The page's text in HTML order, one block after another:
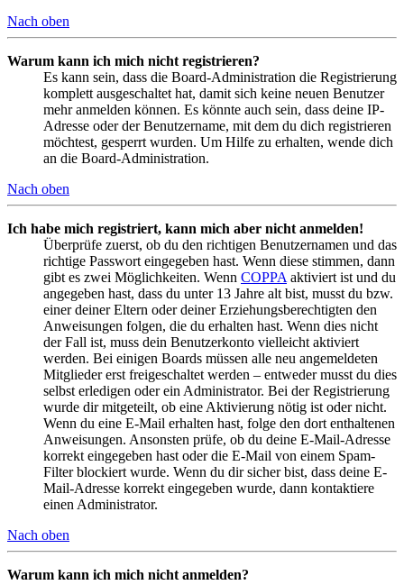
Nach oben
Warum kann ich mich nicht registrieren?
Es kann sein, dass die Board-Administration die Registrierung
komplett ausgeschaltet hat, damit sich keine neuen Benutzer
mehr anmelden können. Es könnte auch sein, dass deine IP-
Adresse oder der Benutzername, mit dem du dich registrieren
möchtest, gesperrt wurden. Um Hilfe zu erhalten, wende dich
an die Board-Administration.
Nach oben
Ich habe mich registriert, kann mich aber nicht anmelden!
Überprüfe zuerst, ob du den richtigen Benutzernamen und das
richtige Passwort eingegeben hast. Wenn diese stimmen, dann
gibt es zwei Möglichkeiten. Wenn COPPA aktiviert ist und du
angegeben hast, dass du unter 13 Jahre alt bist, musst du bzw.
einer deiner Eltern oder deiner Erziehungsberechtigten den
Anweisungen folgen, die du erhalten hast. Wenn dies nicht
der Fall ist, muss dein Benutzerkonto vielleicht aktiviert
werden. Bei einigen Boards müssen alle neu angemeldeten
Mitglieder erst freigeschaltet werden – entweder musst du dies
selbst erledigen oder ein Administrator. Bei der Registrierung
wurde dir mitgeteilt, ob eine Aktivierung nötig ist oder nicht.
Wenn du eine E-Mail erhalten hast, folge den dort enthaltenen
Anweisungen. Ansonsten prüfe, ob du deine E-Mail-Adresse
korrekt eingegeben hast oder die E-Mail von einem Spam-
Filter blockiert wurde. Wenn du dir sicher bist, dass deine E-
Mail-Adresse korrekt eingegeben wurde, dann kontaktiere
einen Administrator.
Nach oben
Warum kann ich mich nicht anmelden?